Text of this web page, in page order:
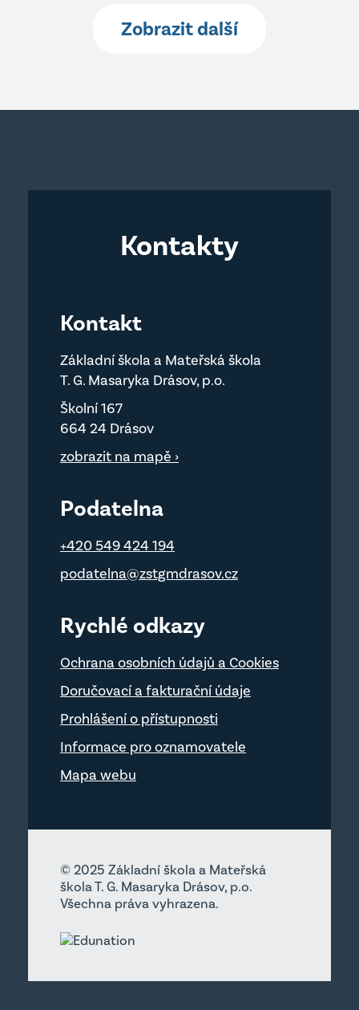
Zobrazit další
Kontakty
Kontakt
Základní škola a Mateřská škola
T. G. Masaryka Drásov, p.o.
Školní 167
664 24 Drásov
zobrazit na mapě ›
Podatelna
+420 549 424 194
podatelna@zstgmdrasov.cz
Rychlé odkazy
Ochrana osobních údajů a Cookies
Doručovací a fakturační údaje
Prohlášení o přístupnosti
Informace pro oznamovatele
Mapa webu
© 2025 Základní škola a Mateřská
škola T. G. Masaryka Drásov, p.o.
Všechna práva vyhrazena.